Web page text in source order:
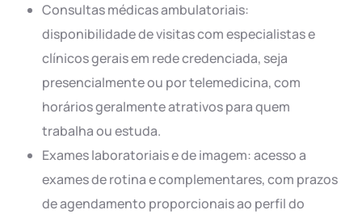
Consultas médicas ambulatoriais:
disponibilidade de visitas com especialistas e
clínicos gerais em rede credenciada, seja
presencialmente ou por telemedicina, com
horários geralmente atrativos para quem
trabalha ou estuda.
Exames laboratoriais e de imagem: acesso a
exames de rotina e complementares, com prazos
de agendamento proporcionais ao perfil do